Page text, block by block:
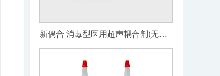
新偶合 消毒型医用超声耦合剂(无菌级)